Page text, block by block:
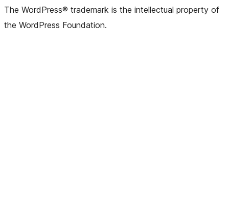
The WordPress® trademark is the intellectual property of
the WordPress Foundation.